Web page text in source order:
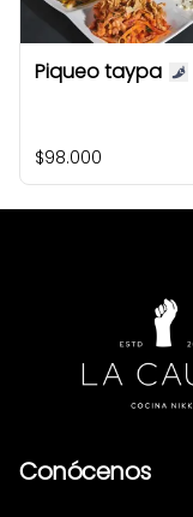
Piqueo taypa
$98.000
Conócenos